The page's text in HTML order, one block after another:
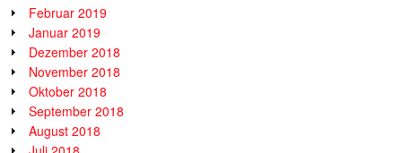
Februar 2019
Januar 2019
Dezember 2018
November 2018
Oktober 2018
September 2018
August 2018